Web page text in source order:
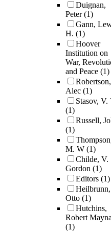
Duignan,
Peter(1)
Gann,
H. (1)
Hoover
Institution on
War,
and Peace (1)
Robertson,
Alec (1)
Stasov, V.
(1)
Russell,
(1)
M. W (1)
Childe, V.
Gordon (1)
Editors (1)
Heilbrunn,
Otto (1)
Hutchins,
Robert
(1)